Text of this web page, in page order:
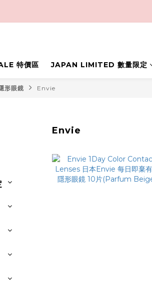
特價區 JAPAN LIMITED 數量限定
形眼鏡 Envie
Envie